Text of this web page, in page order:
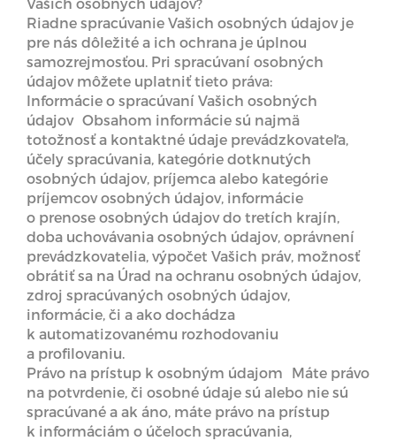
Riadne spracúvanie Vašich osobných údajov je
pre nás dôležité a ich ochrana je úplnou
samozrejmosťou. Pri spracúvaní osobných
údajov môžete uplatniť tieto práva:
Informácie o spracúvaní Vašich osobných
údajov Obsahom informácie sú najmä
totožnosť a kontaktné údaje prevádzkovateľa,
účely spracúvania, kategórie dotknutých
osobných údajov, príjemca alebo kategórie
príjemcov osobných údajov, informácie
o prenose osobných údajov do tretích krajín,
doba uchovávania osobných údajov, oprávnení
prevádzkovatelia, výpočet Vašich práv, možnosť
obrátiť sa na Úrad na ochranu osobných údajov,
zdroj spracúvaných osobných údajov,
informácie, či a ako dochádza
k automatizovanému rozhodovaniu
a profilovaniu.
Právo na prístup k osobným údajom Máte právo
na potvrdenie, či osobné údaje sú alebo nie sú
spracúvané a ak áno, máte právo na prístup
k informáciám o účeloch spracúvania,